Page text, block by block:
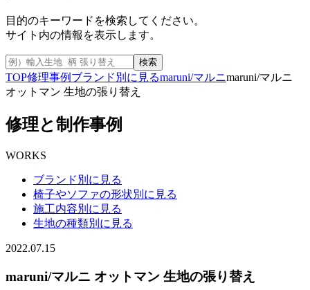
目的のキーワードを検索してください。
サイト内の情報を表示します。
検索
TOP修理事例 ブランド別に見るmaruni/マルニmaruni/マルニ
オットマン 生地の張り替え
修理と制作事例
WORKS
ブランド別に見る
椅子やソファの形状別に見る
施工内容別に見る
生地の種類別に見る
2022.07.15
maruni/マルニ オットマン 生地の張り替え